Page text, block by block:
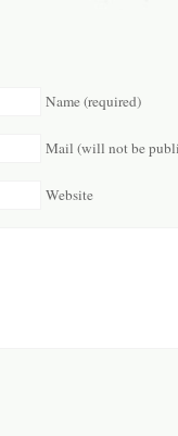
Name (required)
Mail (will not be
Website